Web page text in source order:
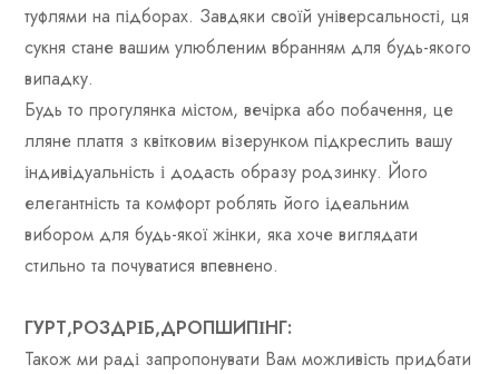
туфлями на підборах. Завдяки своїй універсальності, ця
сукня стане вашим улюбленим вбранням для будь-якого
випадку.
Будь то прогулянка містом, вечірка або побачення, це
лляне плаття з квітковим візерунком підкреслить вашу
індивідуальність і додасть образу родзинку. Його
елегантність та комфорт роблять його ідеальним
вибором для будь-якої жінки, яка хоче виглядати
стильно та почуватися впевнено.
ГУРТ,РОЗДРІБ,ДРОПШИПІНГ:
Також ми раді запропонувати Вам можливість придбати